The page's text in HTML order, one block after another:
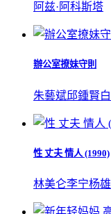
阿兹·阿科斯塔
辦公室撩妹守則
朱藝斌邱鍾賢
性 丈夫 情人 (1990)
林美仑李宁杨雄